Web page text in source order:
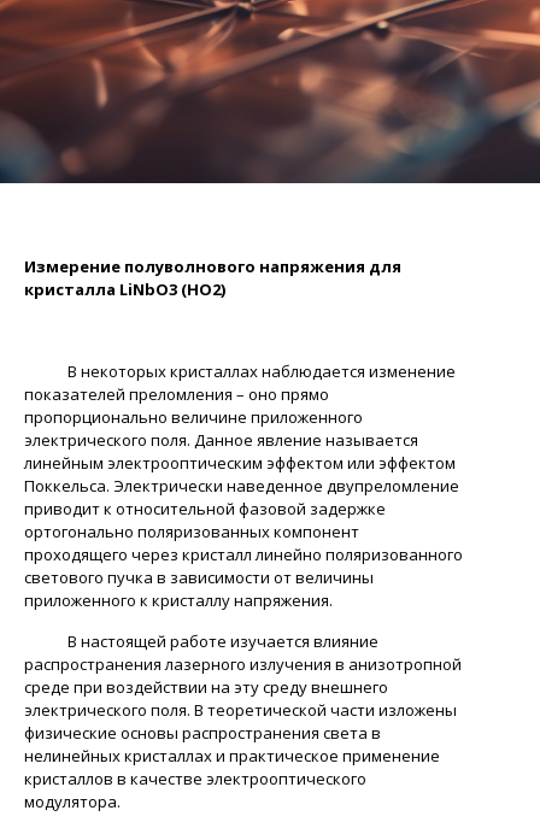
Измерение полуволнового напряжения для
кристалла LiNbO3 (НО2)
В некоторых кристаллах наблюдается изменение
показателей преломления – оно прямо
пропорционально величине приложенного
электрического поля. Данное явление называется
линейным электрооптическим эффектом или эффектом
Поккельса. Электрически наведенное двупреломление
приводит к относительной фазовой задержке
ортогонально поляризованных компонент
проходящего через кристалл линейно поляризованного
светового пучка в зависимости от величины
приложенного к кристаллу напряжения.
В настоящей работе изучается влияние
распространения лазерного излучения в анизотропной
среде при воздействии на эту среду внешнего
электрического поля. В теоретической части изложены
физические основы распространения света в
нелинейных кристаллах и практическое применение
кристаллов в качестве электрооптического
модулятора.